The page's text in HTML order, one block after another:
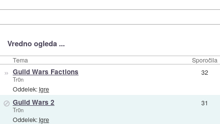
Vredno ogleda ...
Tema Sporočila
» Guild Wars Factions
Tr0n
Oddelek: Igre
32
⊘ Guild Wars 2
Tr0n
Oddelek: Igre
31